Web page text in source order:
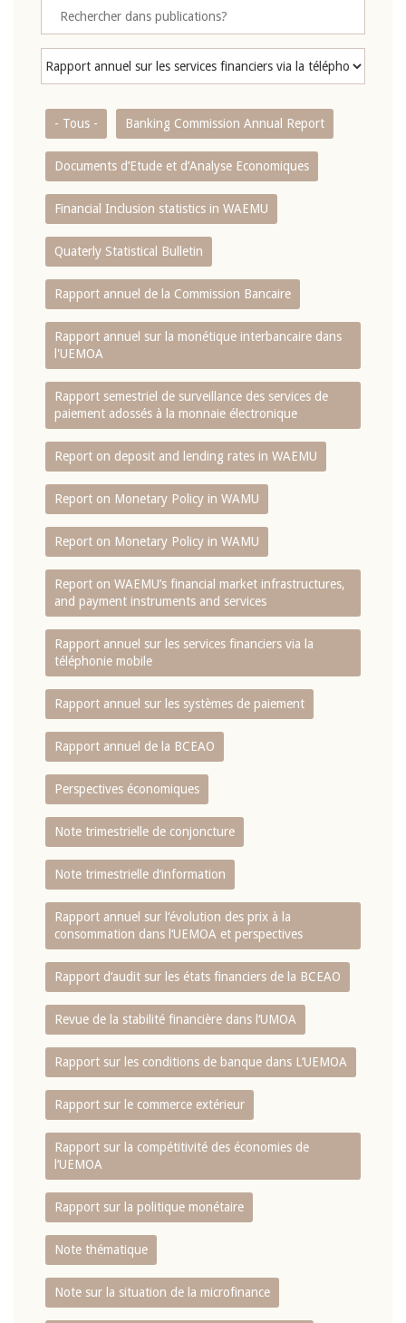
- Tous - Banking Commission Annual Report
Documents d’Etude et d’Analyse Economiques
Financial Inclusion statistics in WAEMU
Quaterly Statistical Bulletin
Rapport annuel de la Commission Bancaire
Rapport annuel sur la monétique interbancaire dans
l'UEMOA
Rapport semestriel de surveillance des services de
paiement adossés à la monnaie électronique
Report on deposit and lending rates in WAEMU
Report on Monetary Policy in WAMU
Report on Monetary Policy in WAMU
Report on WAEMU’s financial market infrastructures,
and payment instruments and services
Rapport annuel sur les services financiers via la
téléphonie mobile
Rapport annuel sur les systèmes de paiement
Rapport annuel de la BCEAO
Perspectives économiques
Note trimestrielle de conjoncture
Note trimestrielle d‘information
Rapport annuel sur l‘évolution des prix à la
consommation dans l‘UEMOA et perspectives
Rapport d‘audit sur les états financiers de la BCEAO
Revue de la stabilité financière dans l‘UMOA
Rapport sur les conditions de banque dans L‘UEMOA
Rapport sur le commerce extérieur
Rapport sur la compétitivité des économies de
l‘UEMOA
Rapport sur la politique monétaire
Note thématique
Note sur la situation de la microfinance